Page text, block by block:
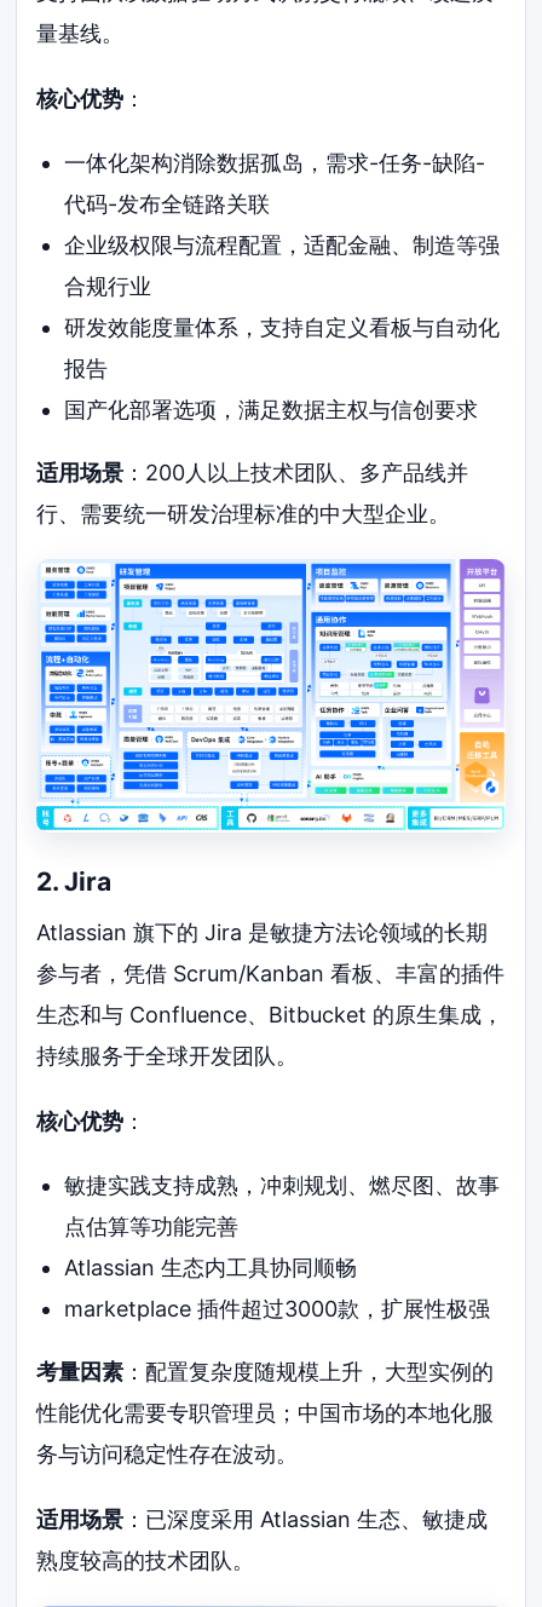
量基线。
核心优势 ：
一体化架构消除数据孤岛，需求-任务-缺陷-
代码-发布全链路关联
企业级权限与流程配置，适配金融、制造等强
合规行业
研发效能度量体系，支持自定义看板与自动化
报告
国产化部署选项，满足数据主权与信创要求
适用场景 ：200人以上技术团队、多产品线并
行、需要统一研发治理标准的中大型企业。
2. Jira
Atlassian 旗下的 Jira 是敏捷方法论领域的长期
参与者，凭借 Scrum/Kanban 看板、丰富的插件
生态和与 Confluence、Bitbucket 的原生集成，
持续服务于全球开发团队。
核心优势 ：
敏捷实践支持成熟，冲刺规划、燃尽图、故事
点估算等功能完善
Atlassian 生态内工具协同顺畅
marketplace 插件超过3000款，扩展性极强
考量因素 ：配置复杂度随规模上升，大型实例的
性能优化需要专职管理员；中国市场的本地化服
务与访问稳定性存在波动。
适用场景 ：已深度采用 Atlassian 生态、敏捷成
熟度较高的技术团队。